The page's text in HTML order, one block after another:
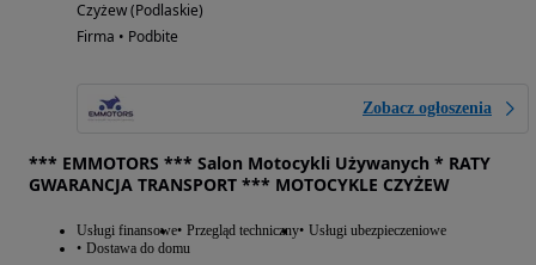
Czyżew (Podlaskie)
Firma • Podbite
Zobacz ogłoszenia
*** EMMOTORS *** Salon Motocykli Używanych * RATY
GWARANCJA TRANSPORT *** MOTOCYKLE CZYŻEW
Usługi finansowe Przegląd techniczny Usługi ubezpieczeniowe
Dostawa do domu